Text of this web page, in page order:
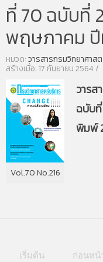
ที่ 70 ฉบับที่
พฤษภาคม
หมวด:วารสารกรมวิทยาศาส
สร้างเมื่อ: 17 กันยายน 2564
Vol.70 No.216
วารส
ฉบับ
พิมพ์
เริ่มต้น ก่อนหน้